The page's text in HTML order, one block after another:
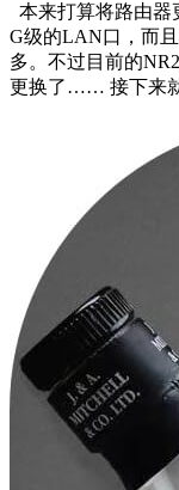
本来打算将路由器
G级的LAN口，而
多。不过目前的
更换了…… 接下来